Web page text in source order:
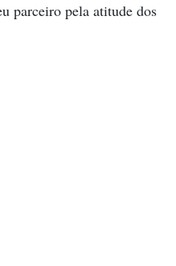
parceiro pela atitude dos